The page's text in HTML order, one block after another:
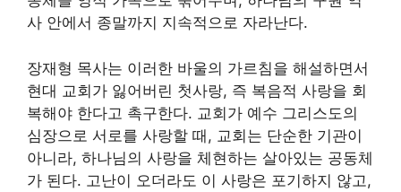
사 안에서 종말까지 지속적으로 자라난다.
장재형 목사는 이러한 바울의 가르침을 해설하면서
현대 교회가 잃어버린 첫사랑, 즉 복음적 사랑을 회
복해야 한다고 촉구한다. 교회가 예수 그리스도의
심장으로 서로를 사랑할 때, 교회는 단순한 기관이
아니라, 하나님의 사랑을 체현하는 살아있는 공동체
가 된다. 고난이 오더라도 이 사랑은 포기하지 않고,